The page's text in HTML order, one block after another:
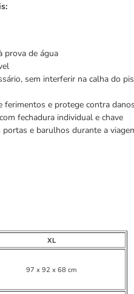
prova de água
sem interferir na calha do
ferimentos e protege contra danos
fechadura individual e chave
e barulhos durante a
XL
97 x 92 x 68 cm